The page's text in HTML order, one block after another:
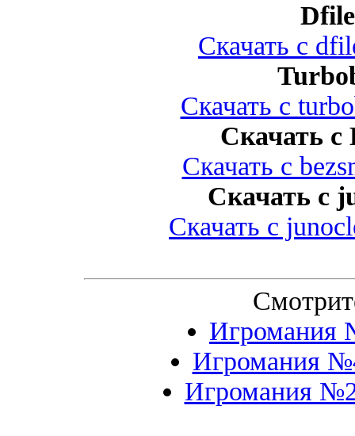
Скачать с
Скачать с
Скачать с
Скачать с
Скачать с
Скачать с
Игромания
Игромания
Игромания